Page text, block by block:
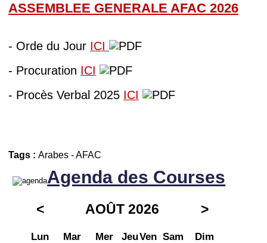
ASSEMBLEE GENERALE AFAC 2026
- Orde du Jour ICI
- Procuration ICI
- Procès Verbal 2025 ICI
Tags : Arabes -AFAC
Agenda des Courses
< AOÛT 2026 >
Lun Mar Mer JeuVen Sam Dim